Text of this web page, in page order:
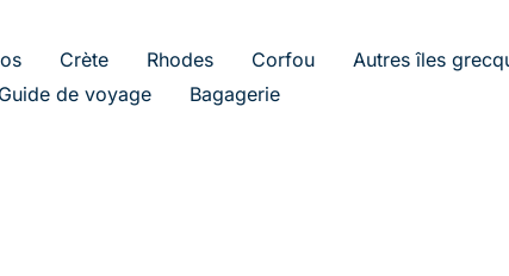
Crète Rhodes Corfou
Autres îles
Guide de voyage Bagagerie